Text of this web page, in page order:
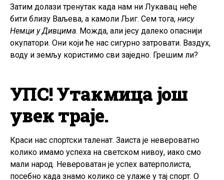
Затим долази тренутак када нам ни Лукавац неће
бити близу Ваљева, а камоли Љиг. Сем тога, нису
Немци у Дивцима. Можда, али јесу далеко опаснији
окупатори. Они који ће нас сигурно затровати. Ваздух,
воду и земљу користимо сви заједно. Грешим ли?
УПС! Утакмица још
увек траје.
Краси нас спортски таленат. Заиста је невероватно
колико имамо успеха на светском нивоу, иако смо
мали народ. Невероватан је успех ватерполиста,
посебно када знамо колико се улаже у тај спорт. О